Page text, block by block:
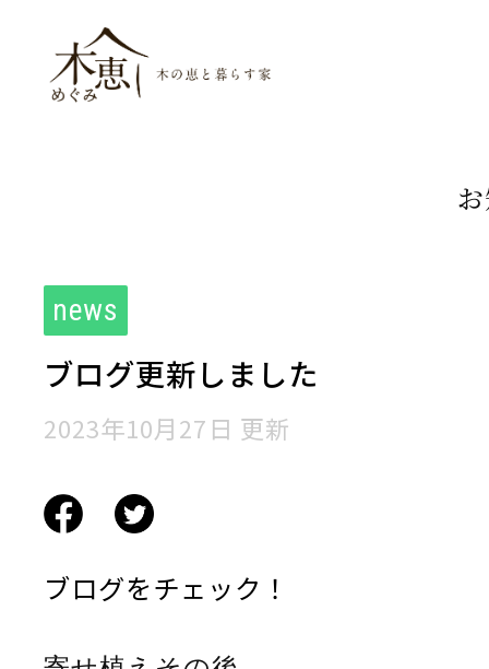
news
ブログ更新しました
2023年10月27日 更新
ブログをチェック！